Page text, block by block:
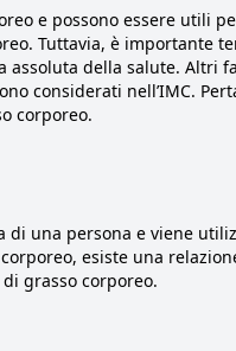
e possono essere utili
Tuttavia, è importante
della salute. Altri
considerati nell’IMC.
corporeo.
di una persona e viene
esiste una
grasso corporeo.